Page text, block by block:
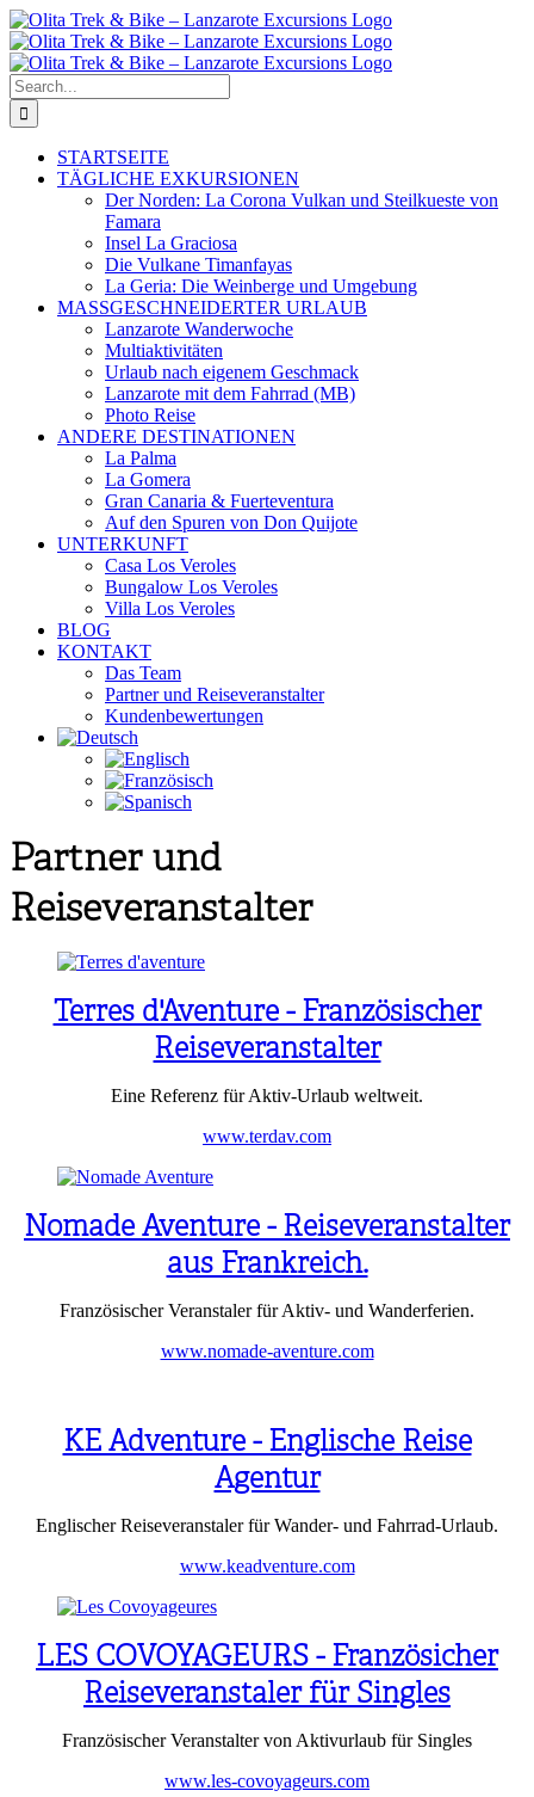
Skip
to
content
Search
for:
STARTSEITE
TÄGLICHE EXKURSIONEN
Der Norden: La Corona Vulkan und Steilkueste von
Famara
Insel La Graciosa
Die Vulkane Timanfayas
La Geria: Die Weinberge und Umgebung
MASSGESCHNEIDERTER URLAUB
Lanzarote Wanderwoche
Multiaktivitäten
Urlaub nach eigenem Geschmack
Lanzarote mit dem Fahrrad (MB)
Photo Reise
ANDERE DESTINATIONEN
La Palma
La Gomera
Gran Canaria & Fuerteventura
Auf den Spuren von Don Quijote
UNTERKUNFT
Casa Los Veroles
Bungalow Los Veroles
Villa Los Veroles
BLOG
KONTAKT
Das Team
Partner und Reiseveranstalter
Kundenbewertungen
Partner und
Reiseveranstalter
Terres d'Aventure - Französischer
Reiseveranstalter
Eine Referenz für Aktiv-Urlaub weltweit.
www.terdav.com
Nomade Aventure - Reiseveranstalter
aus Frankreich.
Französischer Veranstaler für Aktiv- und Wanderferien.
www.nomade-aventure.com
KE Adventure - Englische Reise
Agentur
Englischer Reiseveranstaler für Wander- und Fahrrad-Urlaub.
www.keadventure.com
LES COVOYAGEURS - Französicher
Reiseveranstaler für Singles
Französischer Veranstalter von Aktivurlaub für Singles
www.les-covoyageurs.com